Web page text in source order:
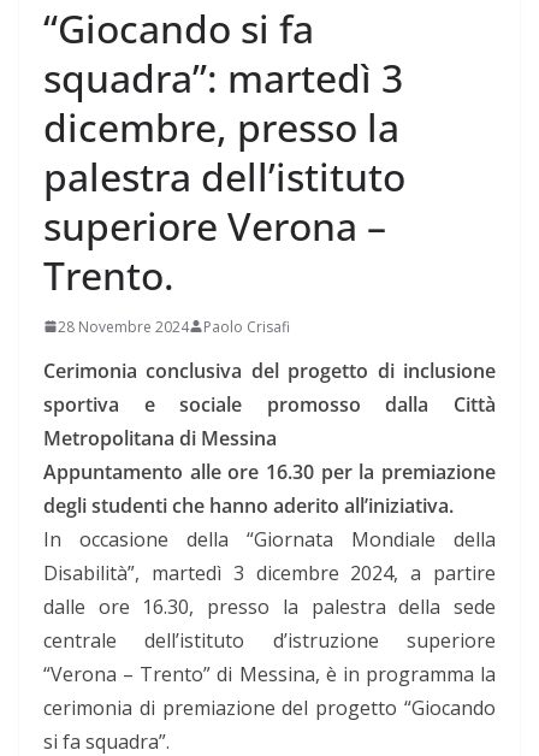
“Giocando si fa
squadra”: martedì 3
dicembre, presso la
palestra dell’istituto
superiore Verona –
Trento.
28 Novembre 2024 Paolo Crisafi
Cerimonia conclusiva del progetto di inclusione
sportiva e sociale promosso dalla Città
Metropolitana di Messina
Appuntamento alle ore 16.30 per la premiazione
degli studenti che hanno aderito all’iniziativa.
In occasione della “Giornata Mondiale della
Disabilità”, martedì 3 dicembre 2024, a partire
dalle ore 16.30, presso la palestra della sede
centrale dell’istituto d’istruzione superiore
“Verona – Trento” di Messina, è in programma la
cerimonia di premiazione del progetto “Giocando
si fa squadra”.